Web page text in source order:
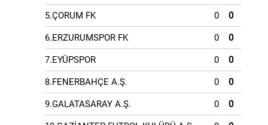
5.ÇORUM FK 0 0
6.ERZURUMSPOR FK 0 0
7.EYÜPSPOR 0 0
8.FENERBAHÇE A.Ş. 0 0
9.GALATASARAY A.Ş. 0 0